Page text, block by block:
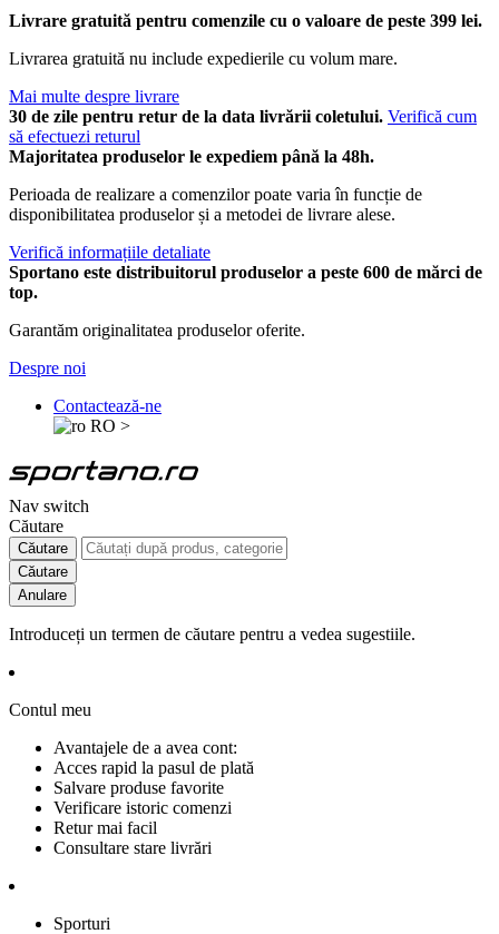
Livrare gratuită pentru comenzile cu o valoare de peste 399 lei.
Livrarea gratuită nu include expedierile cu volum mare.
Mai multe despre livrare
30 de zile pentru retur de la data livrării coletului. Verifică cum
să efectuezi returul
Majoritatea produselor le expediem până la 48h.
Perioada de realizare a comenzilor poate varia în funcție de
disponibilitatea produselor și a metodei de livrare alese.
Verifică informațiile detaliate
Sportano este distribuitorul produselor a peste 600 de mărci de
top.
Garantăm originalitatea produselor oferite.
Despre noi
Contactează-ne
RO >
Nav switch
Căutare
Căutare
Căutare
Anulare
Introduceți un termen de căutare pentru a vedea sugestiile.
Contul meu
Avantajele de a avea cont:
Acces rapid la pasul de plată
Salvare produse favorite
Verificare istoric comenzi
Retur mai facil
Consultare stare livrări
Sporturi